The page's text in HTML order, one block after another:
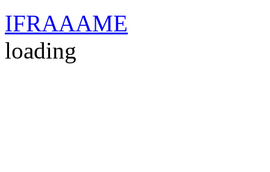
IFRAAAME
loading